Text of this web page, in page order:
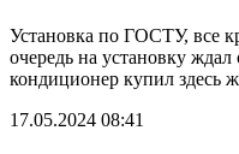
Установка по ГОСТУ, все
очередь на установку
кондиционер купил здесь
17.05.2024 08:41